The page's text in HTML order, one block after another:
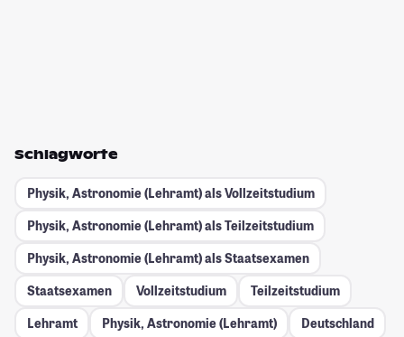
Schlagworte
Physik, Astronomie (Lehramt) als Vollzeitstudium
Physik, Astronomie (Lehramt) als Teilzeitstudium
Physik, Astronomie (Lehramt) als Staatsexamen
Staatsexamen
Vollzeitstudium
Teilzeitstudium
Lehramt
Physik, Astronomie (Lehramt)
Deutschland